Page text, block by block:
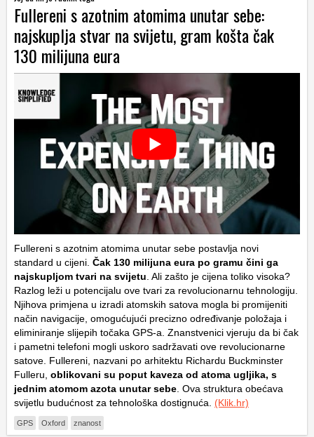
Fullereni s azotnim atomima unutar sebe:
najskuplja stvar na svijetu, gram košta čak
130 milijuna eura
Fullereni s azotnim atomima unutar sebe postavlja novi
standard u cijeni. Čak 130 milijuna eura po gramu čini ga
najskupljom tvari na svijetu . Ali zašto je cijena toliko visoka?
Razlog leži u potencijalu ove tvari za revolucionarnu tehnologiju.
Njihova primjena u izradi atomskih satova mogla bi promijeniti
način navigacije, omogućujući precizno određivanje položaja i
eliminiranje slijepih točaka GPS-a. Znanstvenici vjeruju da bi čak
i pametni telefoni mogli uskoro sadržavati ove revolucionarne
satove. Fullereni, nazvani po arhitektu Richardu Buckminster
Fulleru, oblikovani su poput kaveza od atoma ugljika, s
jednim atomom azota unutar sebe . Ova struktura obećava
svijetlu budućnost za tehnološka dostignuća. (Klik.hr)
GPS Oxford znanost